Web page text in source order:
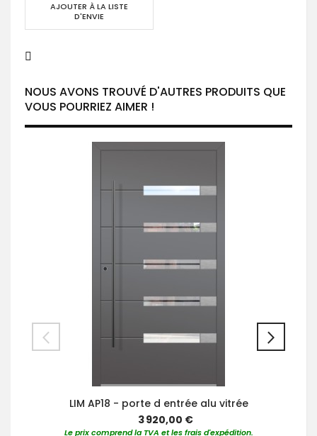
AJOUTER À LA LISTE
D'ENVIE
NOUS AVONS TROUVÉ D'AUTRES PRODUITS QUE
VOUS POURRIEZ AIMER !
LIM AP18 - porte d entrée alu vitrée
3 920,00 €
Le prix comprend la TVA et les frais d'expédition.